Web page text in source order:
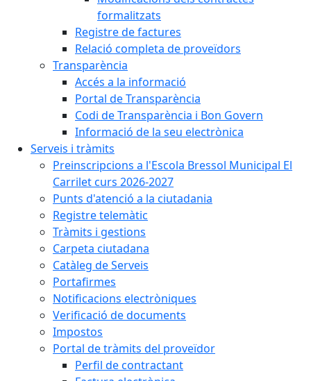
formalitzats
Registre de factures
Relació completa de proveïdors
Transparència
Accés a la informació
Portal de Transparència
Codi de Transparència i Bon Govern
Informació de la seu electrònica
Serveis i tràmits
Preinscripcions a l'Escola Bressol Municipal El
Carrilet curs 2026-2027
Punts d'atenció a la ciutadania
Registre telemàtic
Tràmits i gestions
Carpeta ciutadana
Catàleg de Serveis
Portafirmes
Notificacions electròniques
Verificació de documents
Impostos
Portal de tràmits del proveïdor
Perfil de contractant